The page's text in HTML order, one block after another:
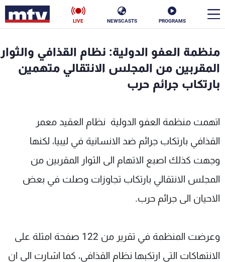
PROGRAMS
NEWSCASTS
LIVE
منظمة العفو الدولية: نظام القذافي والثوار
المقربين من المجلس الانتقالي متهمين
بارتكاب جرائم حرب
اتهمت منظمة العفو الدولية نظام العقيد معمر
القذافي بارتكاب جرائم ضد الانسانية في ليبيا، لكنها
وجهت كذلك اصبع الاتهام الى الثوار المقربين من
المجلس الانتقالي بارتكاب تجاوزات وصلت في بعض
الاحيان الى جرائم حرب.
وعرضت المنظمة في تقرير من 122 صفحة امثلة على
الانتهاكات التي ارتكبها نظام القذافي، كما اشارت الى ان
الأخبار
سياسة
منوعات رياضة
كأس العالم
شاهد البرامج
الترددات